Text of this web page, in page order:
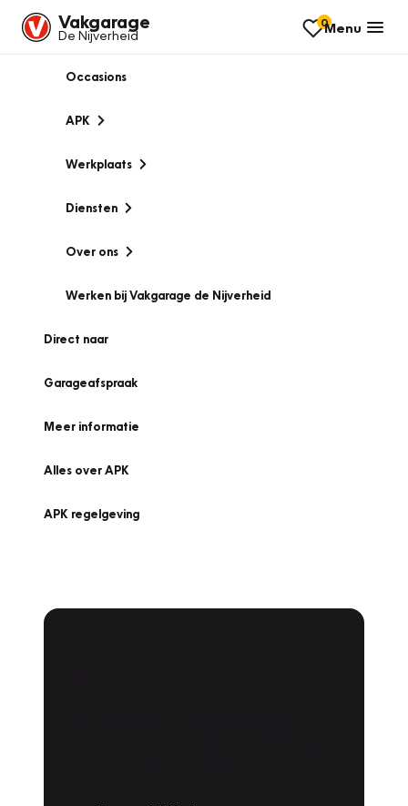
Vakgarage
De Nijverheid
0Menu
Occasions
APK
Werkplaats
Diensten
Over ons
Werken bij Vakgarage de Nijverheid
Direct naar
Garageafspraak
Meer informatie
Alles over APK
APK regelgeving